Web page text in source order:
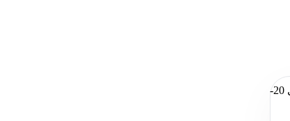
- مقرون به صرفه - دارای طول عمر بالا - مطابق با استانداردهای جهانی - شاخص کیفیت نور لامپ: 80CRI - عملکرد بهینه از دمای 20-